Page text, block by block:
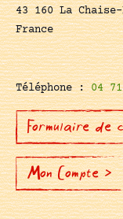
43 160 La
France
Téléphone :04
Formulaire de
Mon Compte >